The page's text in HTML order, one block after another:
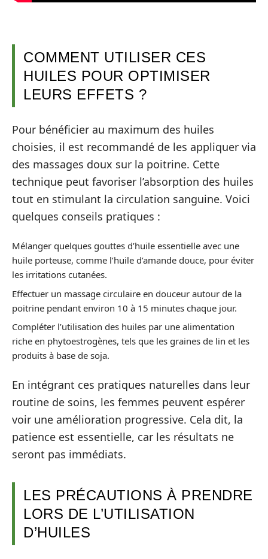
COMMENT UTILISER CES
HUILES POUR OPTIMISER
LEURS EFFETS ?
Pour bénéficier au maximum des huiles
choisies, il est recommandé de les appliquer via
des massages doux sur la poitrine. Cette
technique peut favoriser l’absorption des huiles
tout en stimulant la circulation sanguine. Voici
quelques conseils pratiques :
Mélanger quelques gouttes d’huile essentielle avec une
huile porteuse, comme l’huile d’amande douce, pour éviter
les irritations cutanées.
Effectuer un massage circulaire en douceur autour de la
poitrine pendant environ 10 à 15 minutes chaque jour.
Compléter l’utilisation des huiles par une alimentation
riche en phytoestrogènes, tels que les graines de lin et les
produits à base de soja.
En intégrant ces pratiques naturelles dans leur
routine de soins, les femmes peuvent espérer
voir une amélioration progressive. Cela dit, la
patience est essentielle, car les résultats ne
seront pas immédiats.
LES PRÉCAUTIONS À PRENDRE
LORS DE L’UTILISATION
D’HUILES